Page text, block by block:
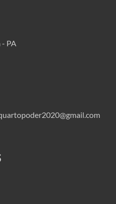
PA